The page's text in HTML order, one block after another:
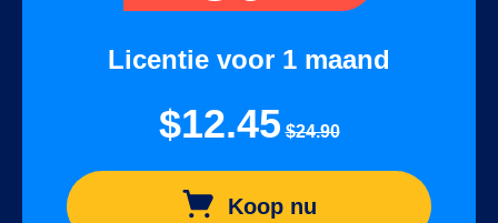
Licentie voor 1 maand
$12.45 $24.90
Koop nu